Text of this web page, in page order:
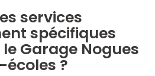
services
spécifiques
Garage Nogues
?